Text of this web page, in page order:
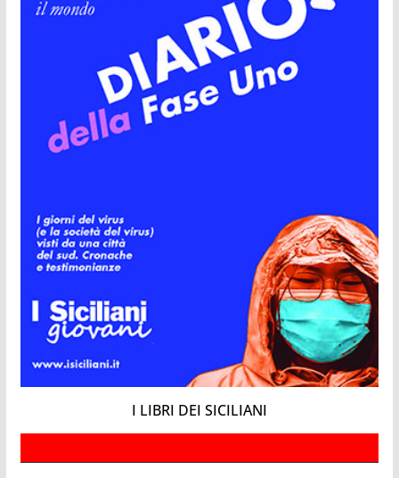
I LIBRI DEI SICILIANI